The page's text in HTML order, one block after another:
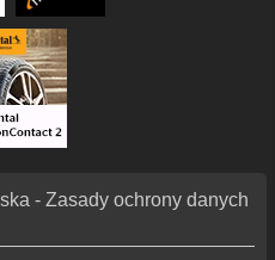
- Zasady ochrony danych